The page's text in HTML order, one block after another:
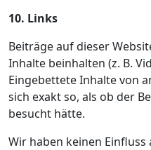
10. Links
Beiträge auf dieser
Inhalte beinhalten (z. B.
Eingebettete Inhalte von
sich exakt so, als ob der
besucht hätte.
Wir haben keinen